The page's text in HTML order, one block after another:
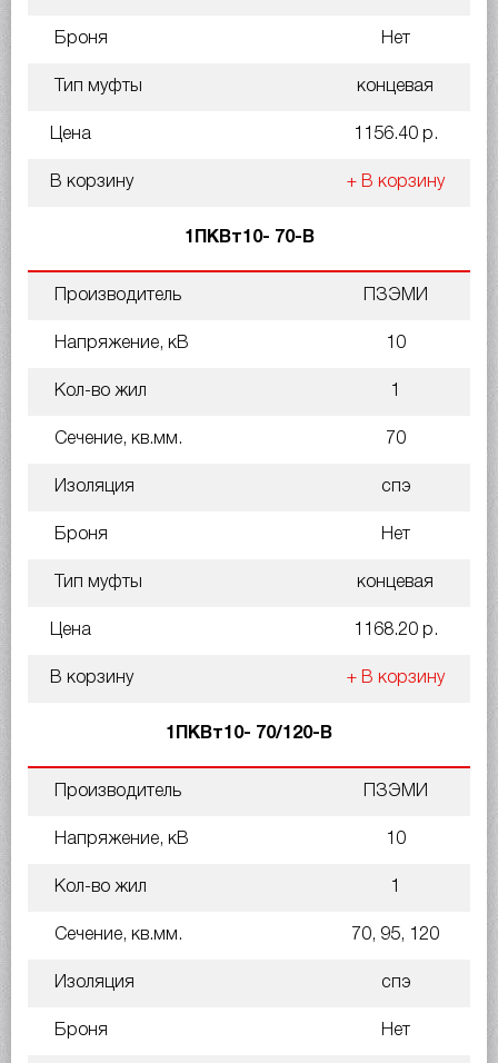
Броня Нет
Тип муфты концевая
Цена 1156.40 р.
В корзину + В корзину
1ПКВт10- 70-В
Производитель ПЗЭМИ
Напряжение, кВ 10
Кол-во жил 1
Сечение, кв.мм. 70
Изоляция спэ
Броня Нет
Тип муфты концевая
Цена 1168.20 р.
В корзину + В корзину
1ПКВт10- 70/120-В
Производитель ПЗЭМИ
Напряжение, кВ 10
Кол-во жил 1
Сечение, кв.мм. 70, 95, 120
Изоляция спэ
Броня Нет